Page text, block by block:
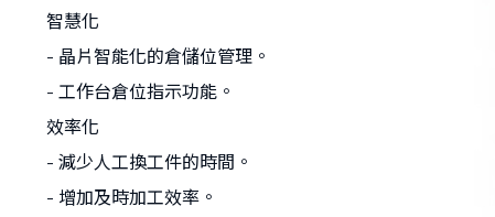
智慧化
- 晶片智能化的倉儲位管理。
- 工作台倉位指示功能。
效率化
- 減少人工換工件的時間。
- 增加及時加工效率。